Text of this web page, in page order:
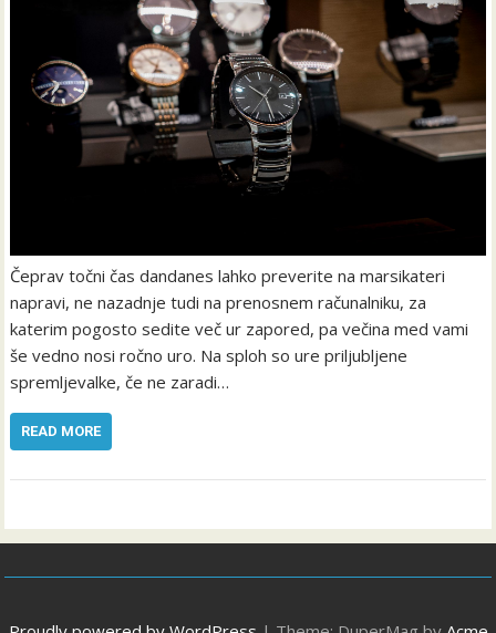
Čeprav točni čas dandanes lahko preverite na marsikateri
napravi, ne nazadnje tudi na prenosnem računalniku, za
katerim pogosto sedite več ur zapored, pa večina med vami
še vedno nosi ročno uro. Na sploh so ure priljubljene
spremljevalke, če ne zaradi…
READ MORE